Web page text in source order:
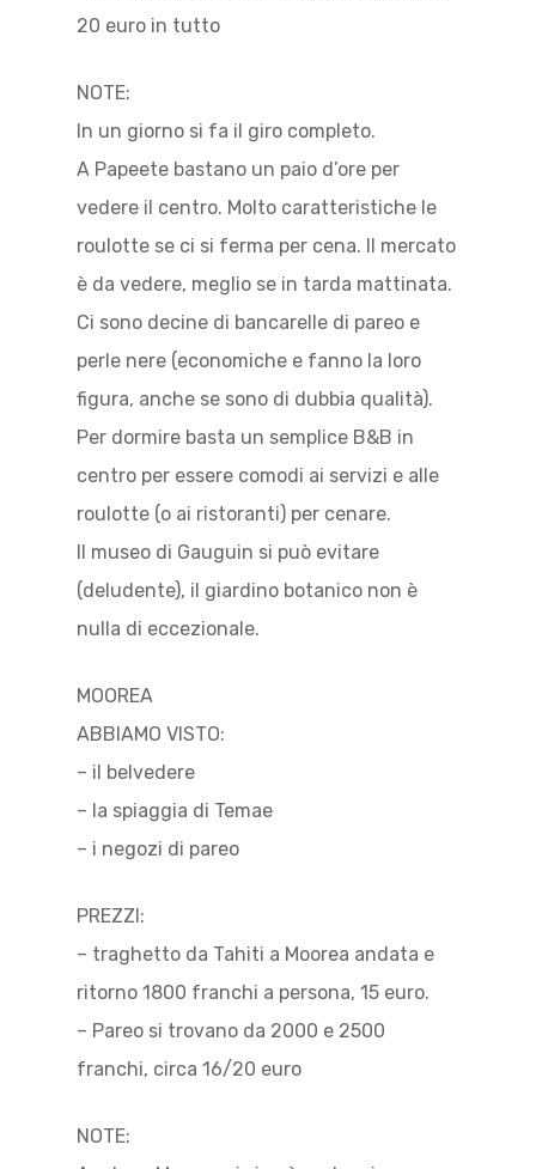
20 euro in tutto
NOTE:
In un giorno si fa il giro completo.
A Papeete bastano un paio d’ore per
vedere il centro. Molto caratteristiche le
roulotte se ci si ferma per cena. Il mercato
è da vedere, meglio se in tarda mattinata.
Ci sono decine di bancarelle di pareo e
perle nere (economiche e fanno la loro
figura, anche se sono di dubbia qualità).
Per dormire basta un semplice B&B in
centro per essere comodi ai servizi e alle
roulotte (o ai ristoranti) per cenare.
Il museo di Gauguin si può evitare
(deludente), il giardino botanico non è
nulla di eccezionale.
MOOREA
ABBIAMO VISTO:
– il belvedere
– la spiaggia di Temae
– i negozi di pareo
PREZZI:
– traghetto da Tahiti a Moorea andata e
ritorno 1800 franchi a persona, 15 euro.
– Pareo si trovano da 2000 e 2500
franchi, circa 16/20 euro
NOTE: